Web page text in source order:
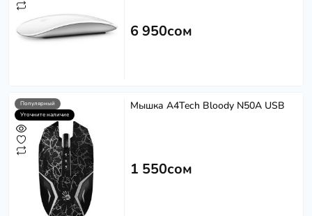
6 950сом
Популярный
Уточните наличие
Мышка A4Tech Bloody N50A USB
1 550сом